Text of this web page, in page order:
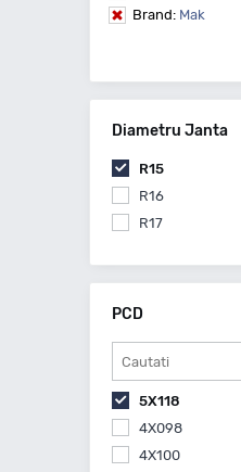
Brand: Mak
Diametru Janta
R15
R16
R17
PCD
5X118
4X098
4X100